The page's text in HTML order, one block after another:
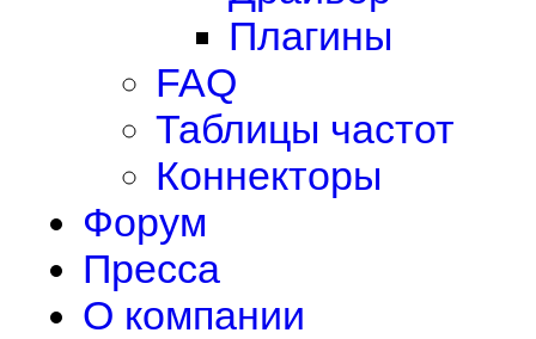
Плагины
FAQ
Таблицы частот
Коннекторы
Форум
Пресса
О компании